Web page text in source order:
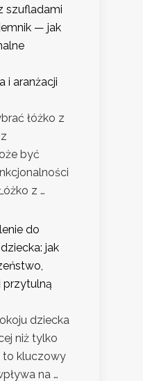
szufladami
— jak
i aranżacji
łóżko z
być
z …
do
jak
przytulną
dziecka
niż tylko
to kluczowy
na …